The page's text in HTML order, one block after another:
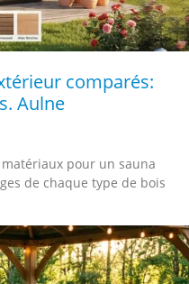
comparés:
Aulne
pour un sauna
de chaque type de bois